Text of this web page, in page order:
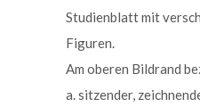
Studienblatt mit
Figuren.
Am oberen Bildrand
a. sitzender,